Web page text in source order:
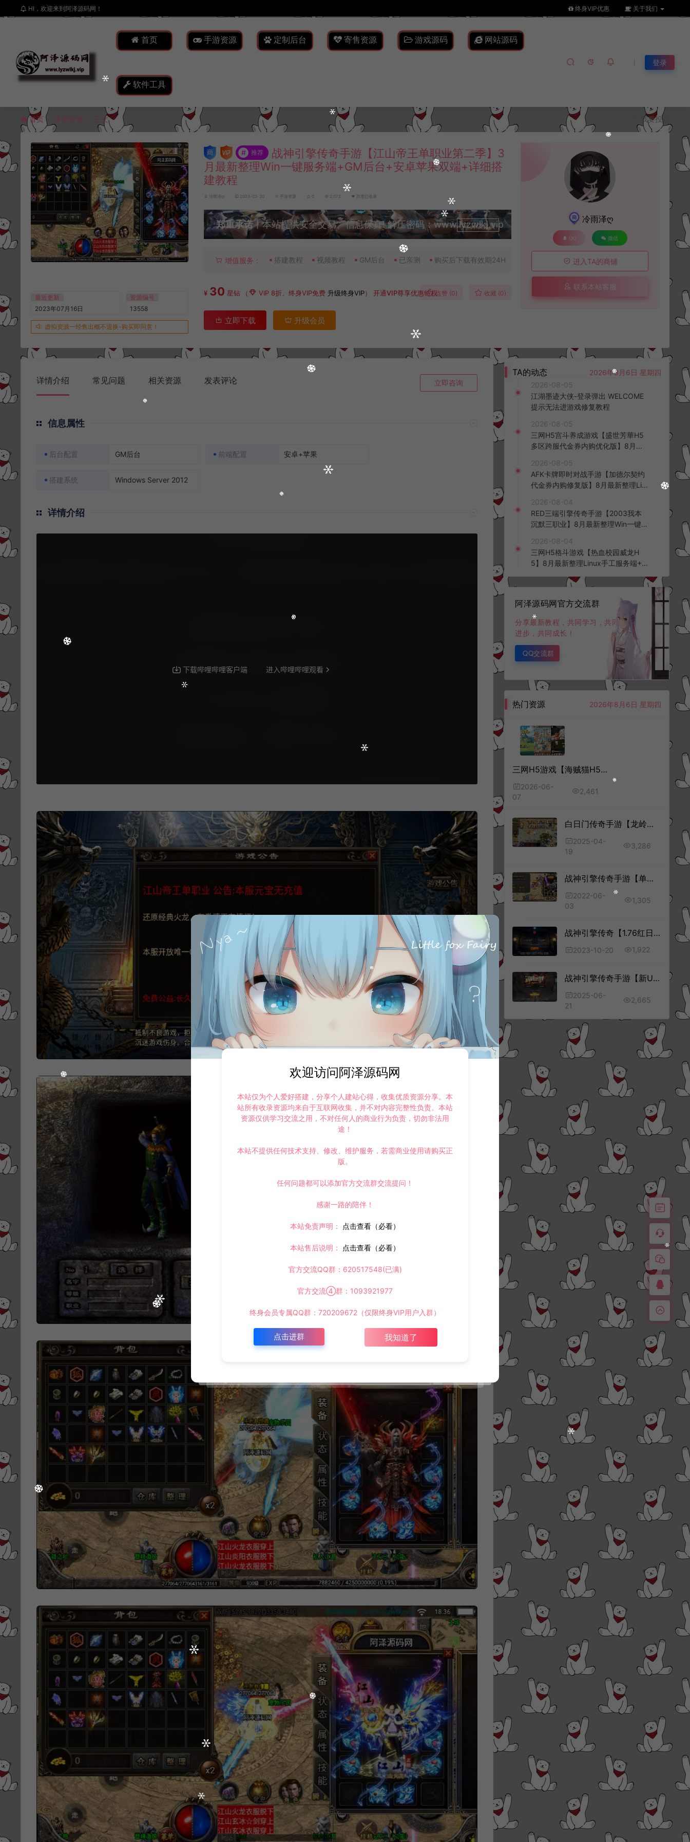
HI，欢迎来到阿泽源码网！ 终身VIP优惠 关于我们
首页 手游资源 定制后台 寄售资源 游戏源码 网站源码
软件工具
登录
首页 手游资源 正文 我要投稿
最近更新
2023年07月16日
资源编号
13558
虚拟资源一经售出概不退换-购买即同意！
# 推荐
战神引擎传奇手游【江山帝王单职业第二季】3
月最新整理Win一键服务端+GM后台+安卓苹果双端+详细搭
建教程
冷雨泽ღ 2023-03-30 手游资源 0 2,072 百度已收录
郑重承诺丨本站提供安全交易、信息保真! 解压密码：www.lyzwlkj.vip
升级会员
增值服务： 搭建教程 视频教程 GM后台 已亲测 购买后下载有效期24H
¥ 30 星钻 （ VIP 8折、终身VIP免费 升级终身VIP）开通VIP尊享优惠特权点赞 (0) 收藏 (0)
立即下载 升级会员
冷雨泽ღ
QQ 微信
进入TA的商铺
联系本站客服
详情介绍 常见问题 相关资源 发表评论 立即咨询
信息属性
后台配置 GM后台 前端配置 安卓+苹果
搭建系统 Windows Server 2012
详情介绍
TA的动态
2026年8月6日 星期四
2026-08-05
江湖墨迹大侠-登录弹出 WELCOME
提示无法进游戏修复教程
2026-08-05
三网H5宫斗养成游戏【盛世芳華H5
多区跨服代金券内购优化版】8月最
台+全资源安卓+详细搭建教程+视频
教程
2026-08-05
AFK卡牌即时对战手游【加德尔契约
代金券内购修复版】8月最新整理Lin
K授权后台+安卓苹果双端+详细搭建
教程+视频教程
2026-08-04
RED三端引擎传奇手游【2003我本
沉默三职业】8月最新整理Win一键
2026-08-04
三网H5格斗游戏【热血校园威龙H
5】8月最新整理Linux手工服务端+W
户端+详细搭建教程
阿泽源码网官方交流群
分享最新教程，共同学习，共同
进步，共同成长！
QQ交流群
热门资源 2026年8月6日 星期四
三网H5游戏【海贼猫H5代金券内购多区跨服版】6月最新整理Linux手工服务端+管理后台+CDK授权后台+简易安卓客户端+详细搭建教程+视频教程
2026-06-
07
2,461
白日门传奇手游【龙岭迷窟快刀多区跨服完整版】4月最新整理Win一键服务端+全套客户端源码+服务端源码+管理后台+GM授权后台+安卓苹果双端+详细搭建教程+视频教程
2025-04-
19
3,286
战神引擎传奇手游【单职业神武】6月最新整理Win半手工服务端+新UI+授权充值后台+安卓+详细搭建教程
2022-06-
03
1,305
战神引擎传奇【1.76红日传奇复古月卡赤月情怀[白猪3.1]】10月最新整理Win一键服务端+GM授权后台+安卓苹果双端+详细搭建教程+视频教程
2023-10-20 1,922
战神引擎传奇手游【新UI情怀沉默复古大背包版[白猪3.1]】6月最新整理Win一键服务端+GM授权后台+安卓苹果双端+详细搭建教程+视频教程
2025-06-
21
2,665
欢迎访问阿泽源码网
本站仅为个人爱好搭建，分享个人建站心得，收集优质资源分享。本
站所有收录资源均来自于互联网收集，并不对内容完整性负责。本站
资源仅供学习交流之用，不对任何人的商业行为负责，切勿非法用
途！
本站不提供任何技术支持、修改、维护服务，若需商业使用请购买正
版。
任何问题都可以添加官方交流群交流提问！
感谢一路的陪伴！
本站免责声明： 点击查看（必看）
本站售后说明： 点击查看（必看）
官方交流QQ群：620517548(已满)
官方交流④群：1093921977
终身会员专属QQ群：720209672（仅限终身VIP用户入群）
点击进群 我知道了